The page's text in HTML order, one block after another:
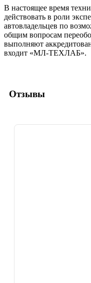
В настоящее время
действовать в роли
автовладельцев по
общим вопросам
выполняют
входит «МЛ-ТЕХЛАБ».
Отзывы